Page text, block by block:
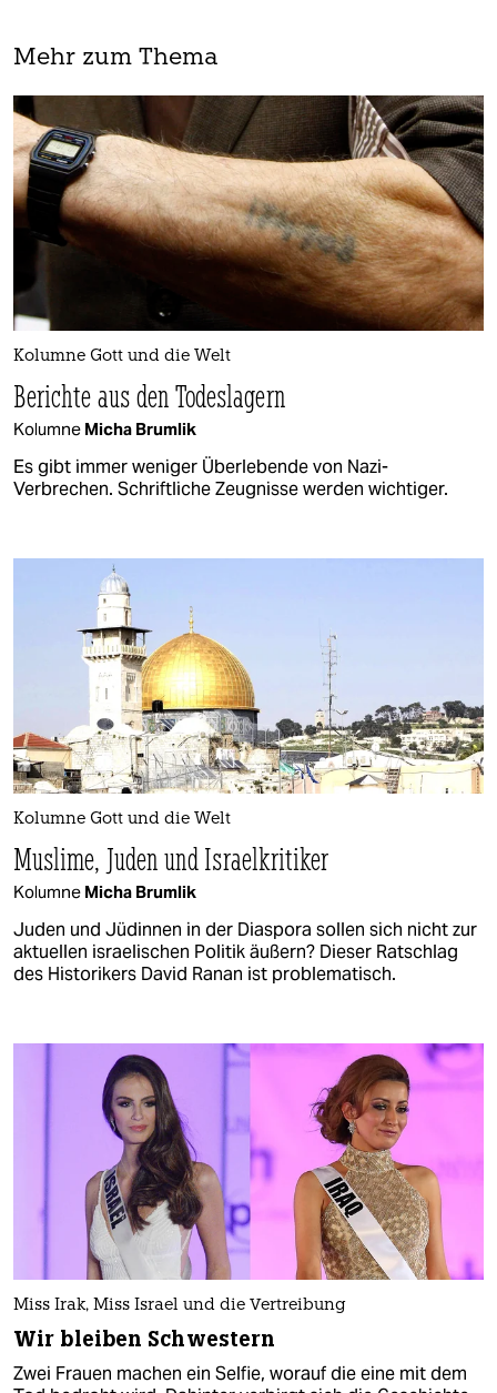
Mehr zum Thema
Kolumne Gott und die Welt
Berichte aus den Todeslagern
Kolumne Micha Brumlik
Es gibt immer weniger Überlebende von Nazi-
Verbrechen. Schriftliche Zeugnisse werden wichtiger.
Kolumne Gott und die Welt
Muslime, Juden und Israelkritiker
Kolumne Micha Brumlik
Juden und Jüdinnen in der Diaspora sollen sich nicht zur
aktuellen israelischen Politik äußern? Dieser Ratschlag
des Historikers David Ranan ist problematisch.
Miss Irak, Miss Israel und die Vertreibung
Wir bleiben Schwestern
Zwei Frauen machen ein Selfie, worauf die eine mit dem